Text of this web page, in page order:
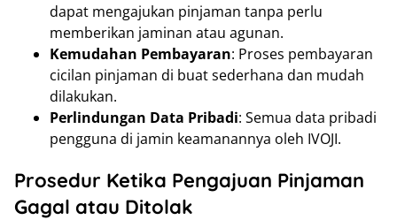
dapat mengajukan pinjaman tanpa perlu
memberikan jaminan atau agunan.
Kemudahan Pembayaran: Proses pembayaran
cicilan pinjaman di buat sederhana dan mudah
dilakukan.
Perlindungan Data Pribadi: Semua data pribadi
pengguna di jamin keamanannya oleh IVOJI.
Prosedur Ketika Pengajuan Pinjaman
Gagal atau Ditolak